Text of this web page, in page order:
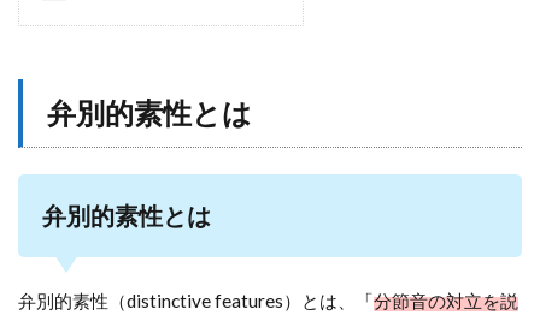
弁別的素性とは
弁別的素性とは
弁別的素性（distinctive features）とは、「分節音の対立を説